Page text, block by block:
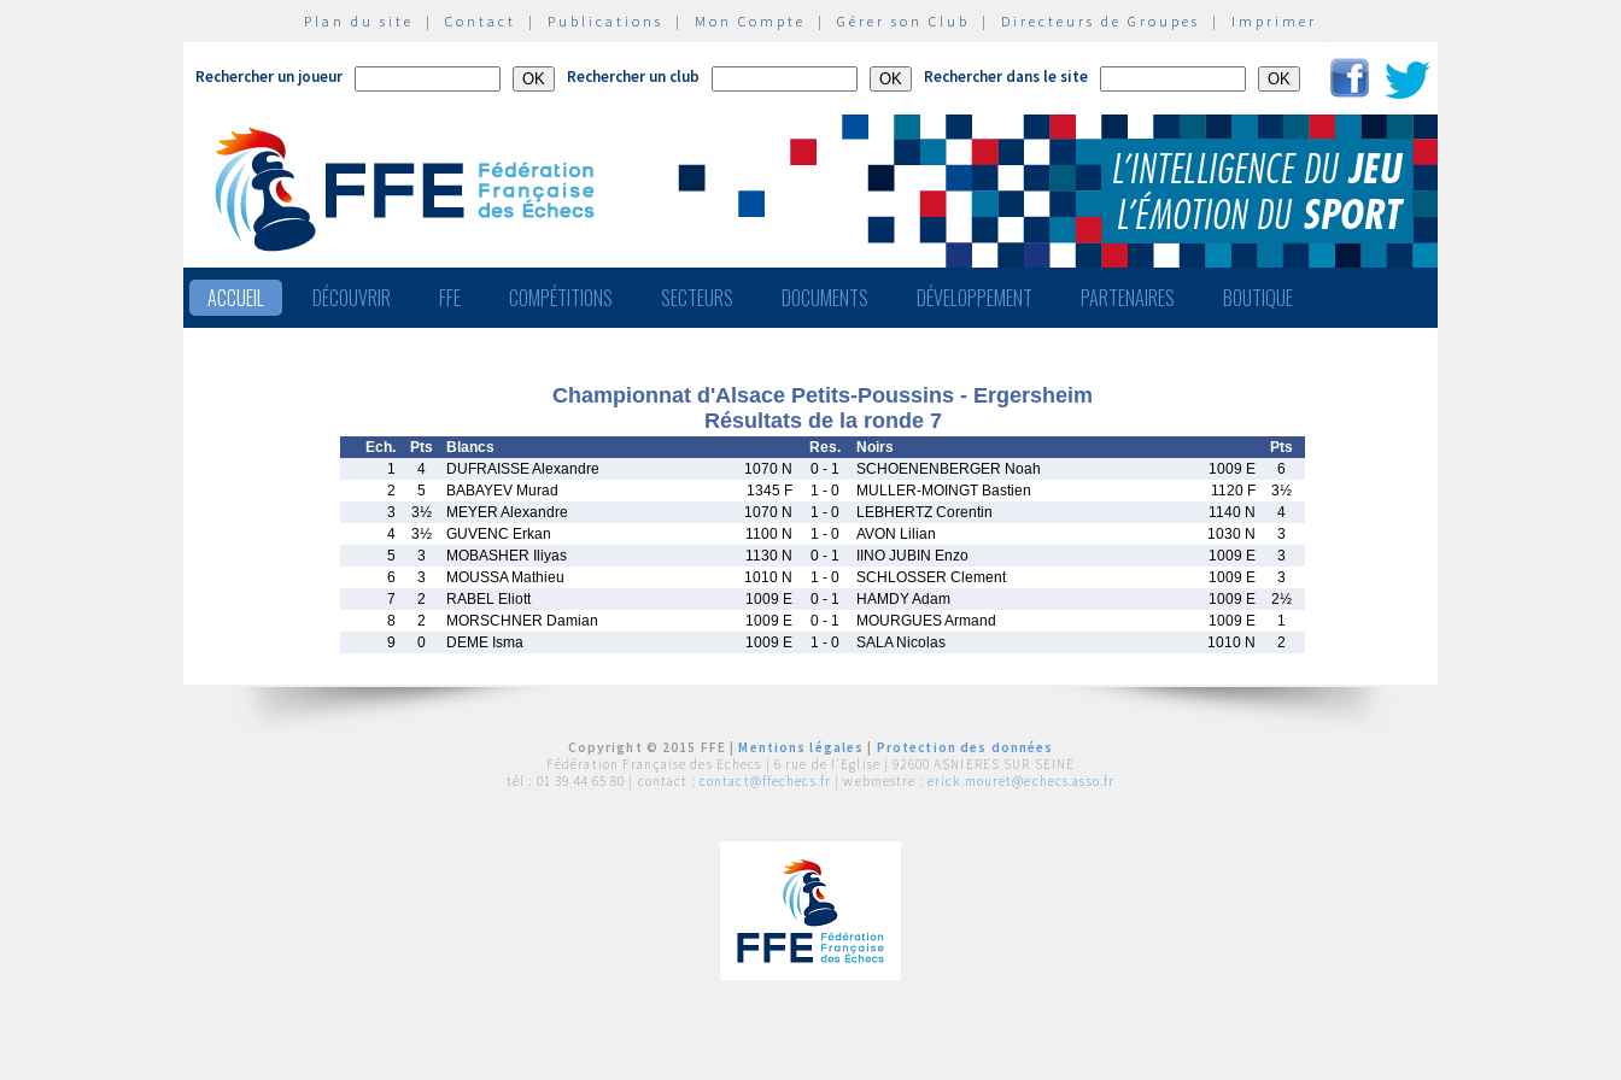
Plan du site | Contact | Publications | Mon Compte | Gérer son Club | Directeurs de Groupes | Imprimer
Rechercher un joueur Rechercher un club Rechercher dans le site
ACCUEIL DÉCOUVRIR FFE COMPÉTITIONS SECTEURS DOCUMENTS DÉVELOPPEMENT PARTENAIRES BOUTIQUE
Championnat d'Alsace Petits-Poussins - Ergersheim
Résultats de la ronde 7
Ech. Pts Blancs Res. Noirs
Pts
1
4 DUFRAISSE Alexandre 1070 N 0 - 1 SCHOENENBERGER Noah 1009 E
6
2
5 BABAYEV Murad 1345 F 1 - 0 MULLER-MOINGT Bastien 1120 F
3½
3
3½ MEYER Alexandre 1070 N 1 - 0 LEBHERTZ Corentin 1140 N
4
4
3½ GUVENC Erkan 1100 N 1 - 0 AVON Lilian 1030 N
3
5
3 MOBASHER Iliyas 1130 N 0 - 1 IINO JUBIN Enzo 1009 E
3
6
3 MOUSSA Mathieu 1010 N 1 - 0 SCHLOSSER Clement 1009 E
3
7
2 RABEL Eliott 1009 E 0 - 1 HAMDY Adam 1009 E
2½
8
2 MORSCHNER Damian 1009 E 0 - 1 MOURGUES Armand 1009 E
1
9
0 DEME Isma 1009 E 1 - 0 SALA Nicolas 1010 N 2
Copyright © 2015 FFE |Mentions légales
Protection des données
Fédération Française des Echecs | 6 rue de l'Eglise | 92600 ASNIERES SUR SEINE
tél : 01 39 44 65 80 | contact : contact@ffechecs.fr | webmestre : erick.mouret@echecs.asso.fr